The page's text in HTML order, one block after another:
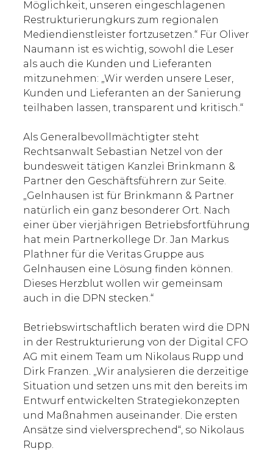
Möglichkeit, unseren eingeschlagenen
Restrukturierungkurs zum regionalen
Mediendienstleister fortzusetzen.“ Für Oliver
Naumann ist es wichtig, sowohl die Leser
als auch die Kunden und Lieferanten
mitzunehmen: „Wir werden unsere Leser,
Kunden und Lieferanten an der Sanierung
teilhaben lassen, transparent und kritisch.“
Als Generalbevollmächtigter steht
Rechtsanwalt Sebastian Netzel von der
bundesweit tätigen Kanzlei Brinkmann &
Partner den Geschäftsführern zur Seite.
„Gelnhausen ist für Brinkmann & Partner
natürlich ein ganz besonderer Ort. Nach
einer über vierjährigen Betriebsfortführung
hat mein Partnerkollege Dr. Jan Markus
Plathner für die Veritas Gruppe aus
Gelnhausen eine Lösung finden können.
Dieses Herzblut wollen wir gemeinsam
auch in die DPN stecken.“
Betriebswirtschaftlich beraten wird die DPN
in der Restrukturierung von der Digital CFO
AG mit einem Team um Nikolaus Rupp und
Dirk Franzen. „Wir analysieren die derzeitige
Situation und setzen uns mit den bereits im
Entwurf entwickelten Strategiekonzepten
und Maßnahmen auseinander. Die ersten
Ansätze sind vielversprechend“, so Nikolaus
Rupp.